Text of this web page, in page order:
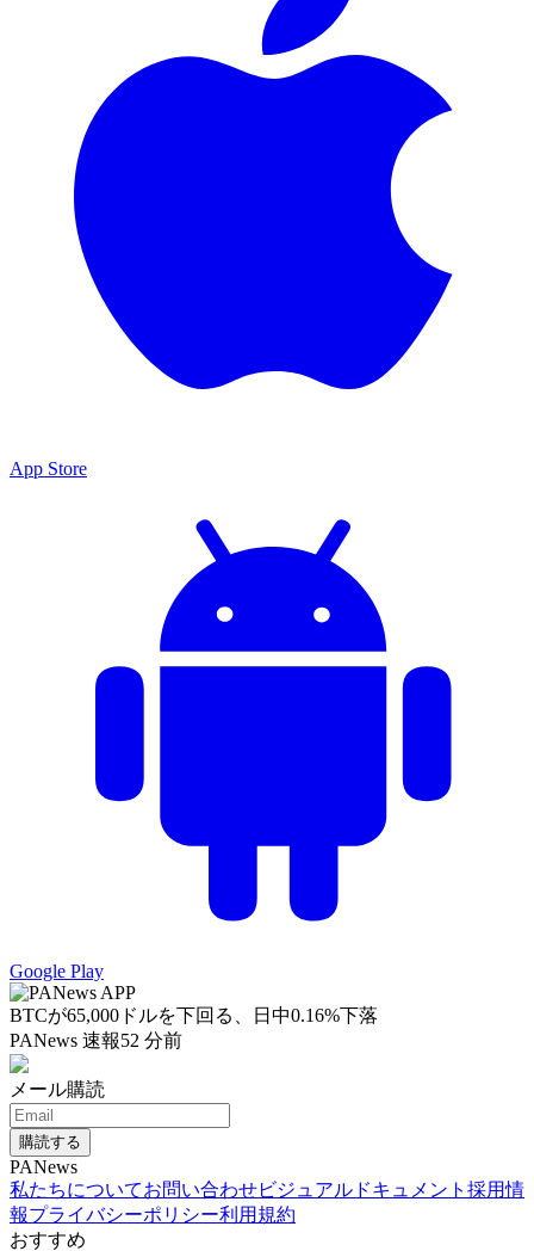
App Store
Google Play
BTCが65,000ドルを下回る、日中0.16%下落
PANews 速報52 分前
メール購読
購読する
PANews
私たちについてお問い合わせビジュアルドキュメント 採用情
報プライバシーポリシー利用規約
おすすめ